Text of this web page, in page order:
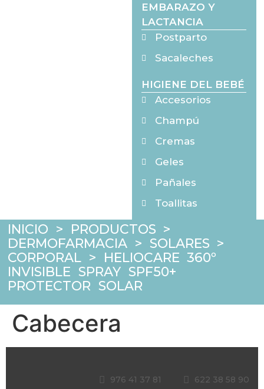
EMBARAZO Y
LACTANCIA
Postparto
Sacaleches
HIGIENE DEL BEBÉ
Accesorios
Champú
Cremas
Geles
Pañales
Toallitas
INICIO > PRODUCTOS >
DERMOFARMACIA > SOLARES >
CORPORAL > HELIOCARE 360º
INVISIBLE SPRAY SPF50+
PROTECTOR SOLAR
Cabecera
976 41 37 81 622 38 58 90